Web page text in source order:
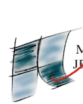
non
identifié